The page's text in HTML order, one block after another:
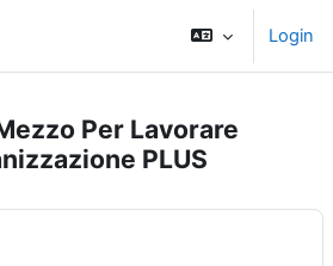
Login
Per Lavorare
PLUS